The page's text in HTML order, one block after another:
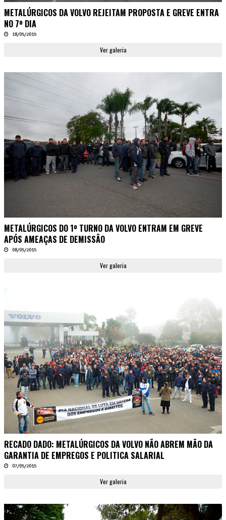
METALÚRGICOS DA VOLVO REJEITAM PROPOSTA E GREVE ENTRA
NO 7º DIA
18/05/2015
Ver galeria
METALÚRGICOS DO 1º TURNO DA VOLVO ENTRAM EM GREVE
APÓS AMEAÇAS DE DEMISSÃO
08/05/2015
Ver galeria
RECADO DADO: METALÚRGICOS DA VOLVO NÃO ABREM MÃO DA
GARANTIA DE EMPREGOS E POLITICA SALARIAL
07/05/2015
Ver galeria